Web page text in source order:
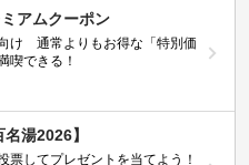
アムクーポン
け 通常よりもお得な「特別価
喫できる！
湯2026】
票してプレゼントを当てよう！